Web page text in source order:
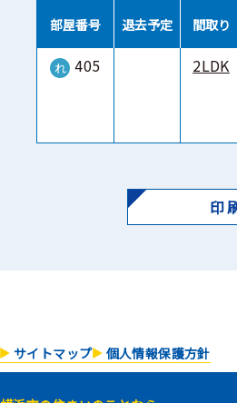
部屋番号 退去予定 間取り
れ 405 2LDK
印
サイトマップ 個人情報保護方針